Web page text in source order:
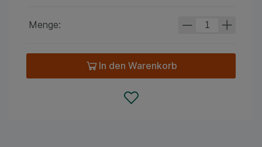
Menge:
In den Warenkorb